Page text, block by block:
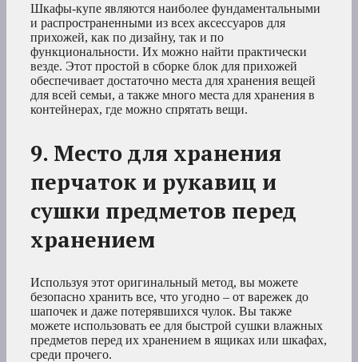
Шкафы-купе являются наиболее фундаментальными
и распространенными из всех аксессуаров для
прихожей, как по дизайну, так и по
функциональности. Их можно найти практически
везде. Этот простой в сборке блок для прихожей
обеспечивает достаточно места для хранения вещей
для всей семьи, а также много места для хранения в
контейнерах, где можно спрятать вещи.
9. Место для хранения
перчаток и рукавиц и
сушки предметов перед
хранением
Используя этот оригинальный метод, вы можете
безопасно хранить все, что угодно – от варежек до
шапочек и даже потерявшихся чулок. Вы также
можете использовать ее для быстрой сушки влажных
предметов перед их хранением в ящиках или шкафах,
среди прочего.